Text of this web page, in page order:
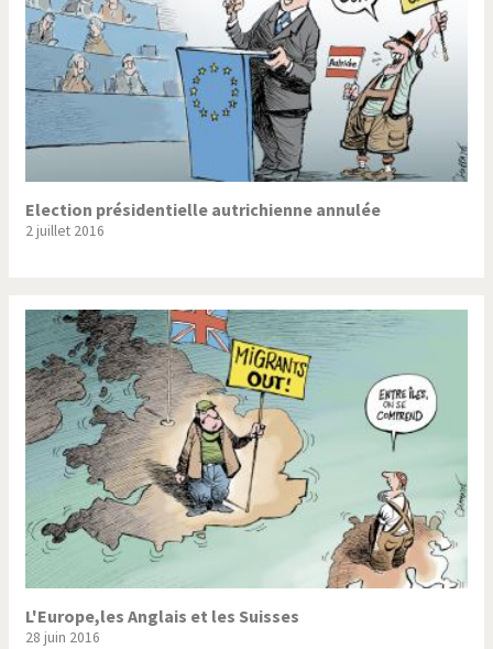
Election présidentielle autrichienne annulée
2 juillet 2016
L'Europe,les Anglais et les Suisses
28 juin 2016